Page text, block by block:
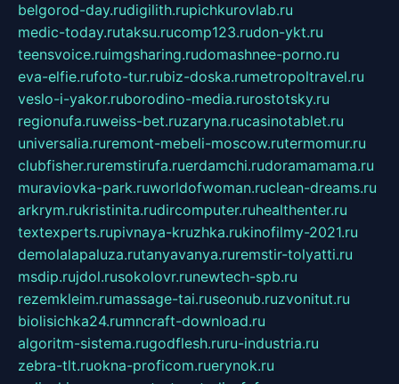
belgorod-day.rudigilith.rupichkurovlab.ru
medic-today.rutaksu.rucomp123.rudon-ykt.ru
teensvoice.ruimgsharing.rudomashnee-porno.ru
eva-elfie.rufoto-tur.rubiz-doska.rumetropoltravel.ru
veslo-i-yakor.ruborodino-media.rurostotsky.ru
regionufa.ruweiss-bet.ruzaryna.rucasinotablet.ru
universalia.ruremont-mebeli-moscow.rutermomur.ru
clubfisher.ruremstirufa.ruerdamchi.rudoramamama.ru
muraviovka-park.ruworldofwoman.ruclean-dreams.ru
arkrym.rukristinita.rudircomputer.ruhealthenter.ru
textexperts.rupivnaya-kruzhka.rukinofilmy-2021.ru
demolalapaluza.rutanyavanya.ruremstir-tolyatti.ru
msdip.rujdol.rusokolovr.runewtech-spb.ru
rezemkleim.rumassage-tai.ruseonub.ruzvonitut.ru
biolisichka24.rumncraft-download.ru
algoritm-sistema.rugodflesh.ruru-industria.ru
zebra-tlt.ruokna-proficom.ruerynok.ru